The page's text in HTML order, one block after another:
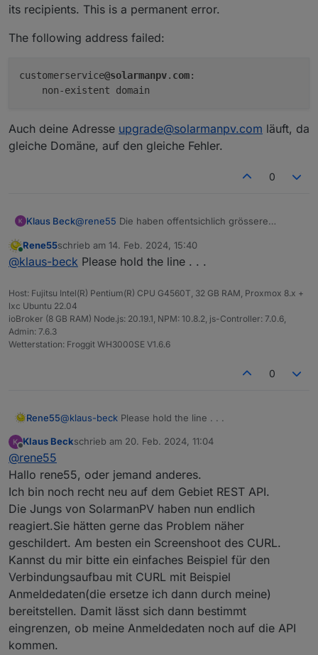
its recipients. This is a permanent error.
The following address failed:
customerservice@solarmanpv. com:
Auch deine Adresse upgrade@solarmanpv.com läuft, da
gleiche Domäne, auf den gleiche Fehler.
0
Klaus Beck@rene55 Die haben offentsichlich grössere
This message was created automatically by mail
delivery software.
one or more of
its recipients. This is a permanent error.
The following address failed:
läuft, da gleiche Domäne, auf den gleiche Fehler.
Online
Rene55schrieb am 14. Feb. 2024, 15:40
zuletzt editiert von
@klaus-beck Please hold the line . . .
Host: Fujitsu Intel(R) Pentium(R) CPU G4560T, 32 GB RAM, Proxmox 8.x +
lxc Ubuntu 22.04
ioBroker (8 GB RAM) Node.js: 20.19.1, NPM: 10.8.2, js-Controller: 7.0.6,
Admin: 7.6.3
Wetterstation: Froggit WH3000SE V1.6.6
0
Rene55@klaus-beck Please hold the line . . .
Offline
Klaus Beckschrieb am 20. Feb. 2024, 11:04
zuletzt editiert von
@rene55
Hallo rene55, oder jemand anderes.
Ich bin noch recht neu auf dem Gebiet REST API.
Die Jungs von SolarmanPV haben nun endlich
reagiert.Sie hätten gerne das Problem näher
geschildert. Am besten ein Screenshoot des CURL.
Kannst du mir bitte ein einfaches Beispiel für den
Verbindungsaufbau mit CURL mit Beispiel
Anmeldedaten(die ersetze ich dann durch meine)
bereitstellen. Damit lässt sich dann bestimmt
eingrenzen, ob meine Anmeldedaten noch auf die API
kommen.